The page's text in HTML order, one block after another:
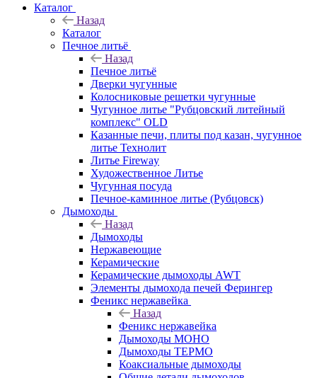
Каталог
Назад
Каталог
Печное литьё
Назад
Печное литьё
Дверки чугунные
Колосниковые решетки чугунные
Чугунное литье "Рубцовский литейный
комплекс" OLD
Казанные печи, плиты под казан, чугунное
литье Технолит
Литье Fireway
Художественное Литье
Чугунная посуда
Печное-каминное литье (Рубцовск)
Дымоходы
Назад
Дымоходы
Нержавеющие
Керамические
Керамические дымоходы AWT
Элементы дымохода печей Ферингер
Феникс нержавейка
Назад
Феникс нержавейка
Дымоходы МОНО
Дымоходы ТЕРМО
Коаксиальные дымоходы